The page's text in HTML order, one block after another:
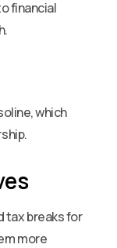
financial
which
tax breaks for
more